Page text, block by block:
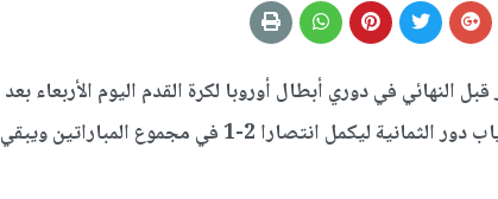
النهائي في دوري أبطال أوروبا لكرة القدم اليوم الأربعاء بعد
تعادله بدون أهداف مع ضيفه إشبيلية في إياب دور الثمانية ليكمل انتصارا 2-1 في مجموع المباراتين ويبقي